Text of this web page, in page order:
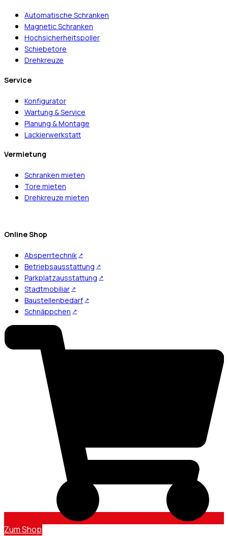
Automatische Schranken
Magnetic Schranken
Hochsicherheitspoller
Schiebetore
Drehkreuze
Service
Konfigurator
Wartung & Service
Planung & Montage
Lackierwerkstatt
Vermietung
Schranken mieten
Tore mieten
Drehkreuze mieten
Online Shop
Absperrtechnik
Betriebsausstattung
Parkplatzausstattung
Stadtmobiliar
Baustellenbedarf
Schnäppchen
Zum Shop